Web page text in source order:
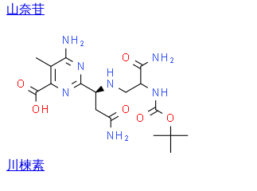
山奈苷
川楝素